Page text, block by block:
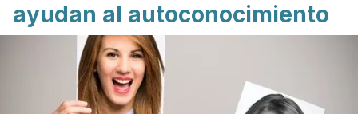
ayudan al autoconocimiento